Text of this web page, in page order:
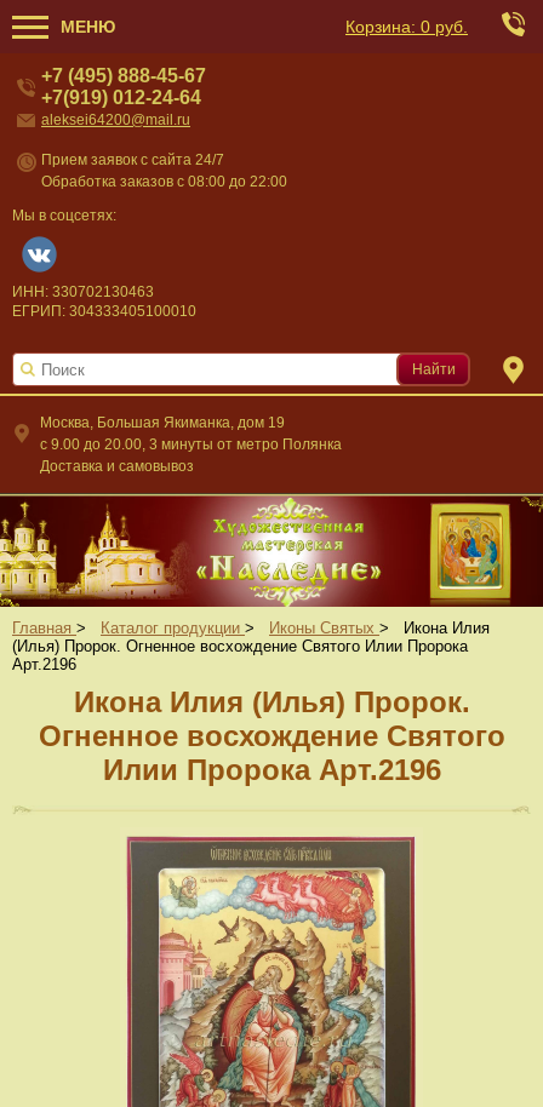
МЕНЮ Корзина: 0 руб.
Москва, Большая Якиманка, дом 19
c 9.00 до 20.00, 3 минуты от метро Полянка
Доставка и самовывоз
+7 (495) 888-45-67
+7(919) 012-24-64
aleksei64200@mail.ru
Прием заявок с сайта 24/7
Обработка заказов с 08:00 до 22:00
Мы в соцсетях:
ИНН: 330702130463
ЕГРИП: 304333405100010
Найти
Главная > Каталог продукции > Иконы Святых >
Икона Илия
(Илья) Пророк. Огненное восхождение Святого Илии Пророка
Арт.2196
Икона Илия (Илья) Пророк.
Огненное восхождение Святого
Илии Пророка Арт.2196